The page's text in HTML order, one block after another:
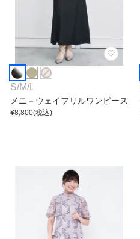
S/M/L
メニ－ウェイフリルワンピース
¥8,800(税込)